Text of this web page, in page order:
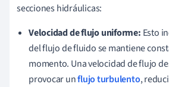
secciones hidráulicas:
Velocidad de flujo uniforme: Esto
del flujo de fluido se mantiene
momento. Una velocidad de flujo
provocar unflujo turbulento,